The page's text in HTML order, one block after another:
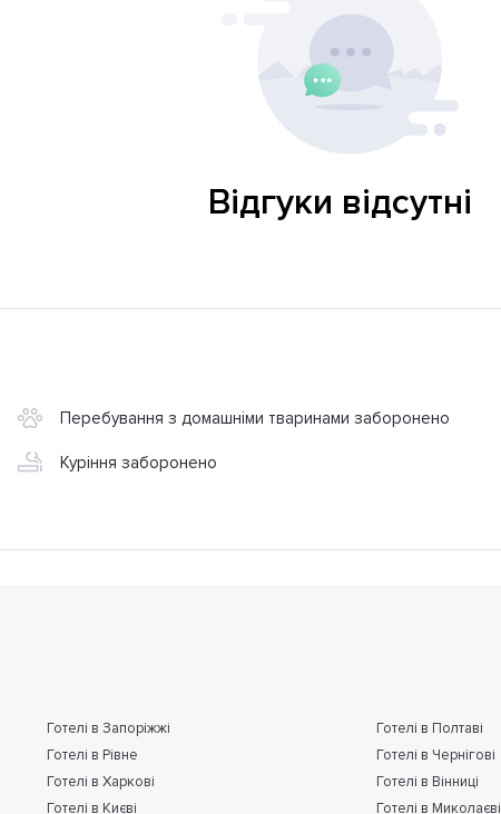
Відгуки відсутні
Перебування з домашніми тваринами заборонено
Куріння заборонено
Готелі в Запоріжжі
Готелі в Полтаві
Готелі в Рівне
Готелі в Чернігові
Готелі в Харкові
Готелі в Вінниці
Готелі в Києві Готелі в Миколаєві